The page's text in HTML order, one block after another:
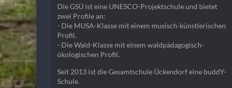
Die GSÜ ist eine UNESCO-Projektschule und bietet
zwei Profile an:
- Die MUSA-Klasse mit einem musisch-künstlerischen
Profil.
- Die Wald-Klasse mit einem waldpädagogisch-
ökologischen Profil.
Seit 2013 ist die Gesamtschule Ückendorf eine buddY-
Schule.